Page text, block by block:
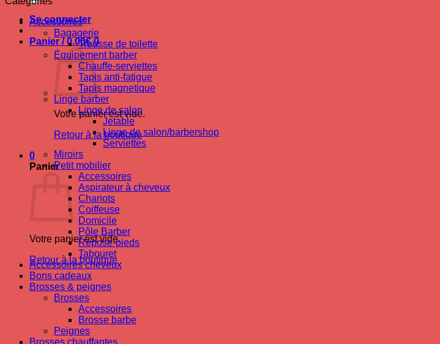
Se connecter
Panier /0.00€ 0
Votre panier est vide.
Retour à la boutique
0
Panier
Votre panier est vide.
Retour à la boutique
Accessoires
Bagagerie
Trousse de toilette
Équipement barber
Chauffe-serviettes
Tapis anti-fatigue
Tapis magnetique
Linge barber
Linge de salon
Jetable
Linge de salon/barbershop
Serviettes
Miroirs
Petit mobilier
Accessoires
Aspirateur à cheveux
Chariots
Coiffeuse
Domicile
Pôle Barber
Repose-pieds
Tabouret
Accessoires cheveux
Bons cadeaux
Brosses & peignes
Brosses
Accessoires
Brosse barbe
Peignes
Brosses chauffantes